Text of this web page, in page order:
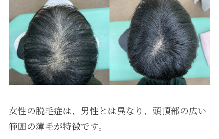
女性の脱毛症は、男性とは異なり、頭頂部の広い
範囲の薄毛が特徴です。